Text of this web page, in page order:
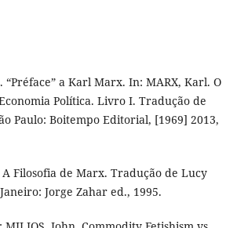
“Préface” a Karl Marx. In: MARX, Karl. O
Política. Livro I. Tradução de
Paulo: Boitempo Editorial, [1969] 2013,
Filosofia de Marx. Tradução de Lucy
Jorge Zahar ed., 1995.